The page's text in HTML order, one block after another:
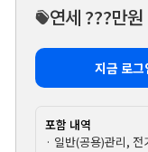
연세 ???만원
지금 로
포함 내역
· 일반(공용)관리,